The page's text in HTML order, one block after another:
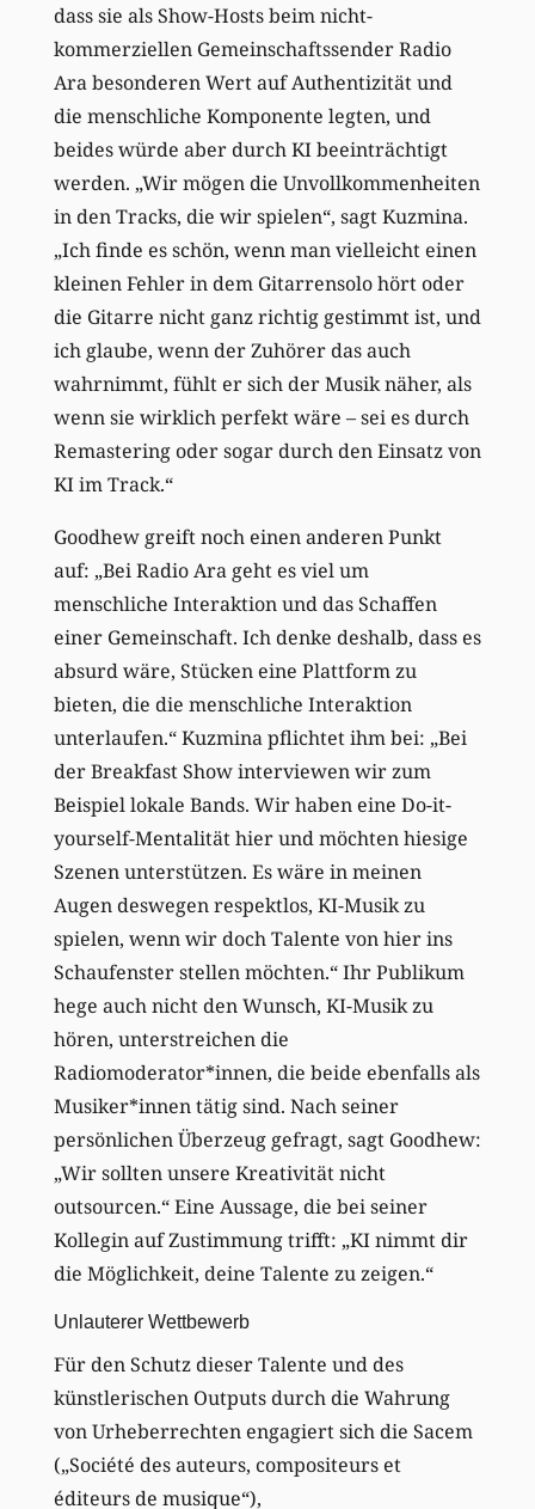
dass sie als Show-Hosts beim nicht-
kommerziellen Gemeinschaftssender Radio
Ara besonderen Wert auf Authentizität und
die menschliche Komponente legten, und
beides würde aber durch KI beeinträchtigt
werden. „Wir mögen die Unvollkommenheiten
in den Tracks, die wir spielen“, sagt Kuzmina.
„Ich finde es schön, wenn man vielleicht einen
kleinen Fehler in dem Gitarrensolo hört oder
die Gitarre nicht ganz richtig gestimmt ist, und
ich glaube, wenn der Zuhörer das auch
wahrnimmt, fühlt er sich der Musik näher, als
wenn sie wirklich perfekt wäre – sei es durch
Remastering oder sogar durch den Einsatz von
KI im Track.“
Goodhew greift noch einen anderen Punkt
auf: „Bei Radio Ara geht es viel um
menschliche Interaktion und das Schaffen
einer Gemeinschaft. Ich denke deshalb, dass es
absurd wäre, Stücken eine Plattform zu
bieten, die die menschliche Interaktion
unterlaufen.“ Kuzmina pflichtet ihm bei: „Bei
der Breakfast Show interviewen wir zum
Beispiel lokale Bands. Wir haben eine Do-it-
yourself-Mentalität hier und möchten hiesige
Szenen unterstützen. Es wäre in meinen
Augen deswegen respektlos, KI-Musik zu
spielen, wenn wir doch Talente von hier ins
Schaufenster stellen möchten.“ Ihr Publikum
hege auch nicht den Wunsch, KI-Musik zu
hören, unterstreichen die
Radiomoderator*innen, die beide ebenfalls als
Musiker*innen tätig sind. Nach seiner
persönlichen Überzeug gefragt, sagt Goodhew:
„Wir sollten unsere Kreativität nicht
outsourcen.“ Eine Aussage, die bei seiner
Kollegin auf Zustimmung trifft: „KI nimmt dir
die Möglichkeit, deine Talente zu zeigen.“
Unlauterer Wettbewerb
Für den Schutz dieser Talente und des
künstlerischen Outputs durch die Wahrung
von Urheberrechten engagiert sich die Sacem
(„Société des auteurs, compositeurs et
éditeurs de musique“),